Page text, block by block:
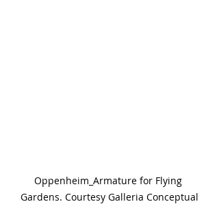
Oppenheim_Armature for Flying
Gardens. Courtesy Galleria Conceptual